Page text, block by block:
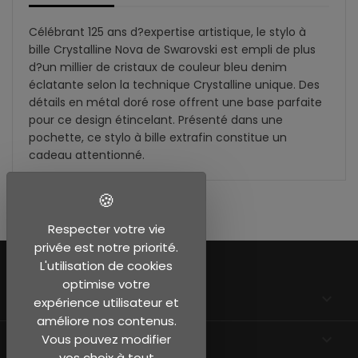
Célébrant 125 ans d?expertise artistique, le stylo à
bille Crystalline Nova de Swarovski est empli de plus
d?un millier de cristaux de couleur bleu denim
éclatante selon la technique Crystalline unique. Des
détails en métal doré rose offrent une base parfaite
pour ce design étincelant. Présenté dans une
pochette, ce stylo à bille extrafin constitue un
cadeau attentionné.
EN SAVOIR PLUS
INFORMATIONS
Respecter votre vie
privée est notre priorité.
L'utilisation de cookies
optimise votre
expérience utilisateur et
améliore nos contenus.
Vous pouvez modifier